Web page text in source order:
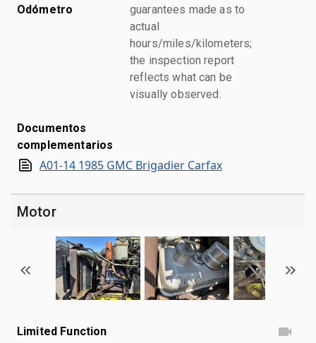
Odómetro
guarantees made as to
actual
hours/miles/kilometers;
the inspection report
reflects what can be
visually observed.
Documentos
complementarios
A01-14 1985 GMC Brigadier Carfax
Motor
Limited Function